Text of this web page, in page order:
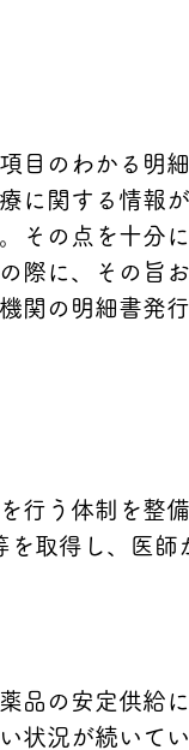
目のわかる明
に関する情報
その点を十分
際に、その旨
関の明細書発
行う体制を整備
取得し、医
品の安定供給
状況が続いてい